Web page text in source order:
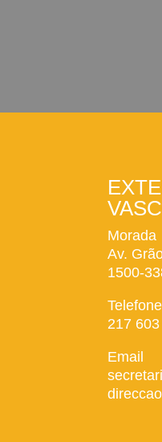
Morada
Av.
1500-
Telefone
217
Email